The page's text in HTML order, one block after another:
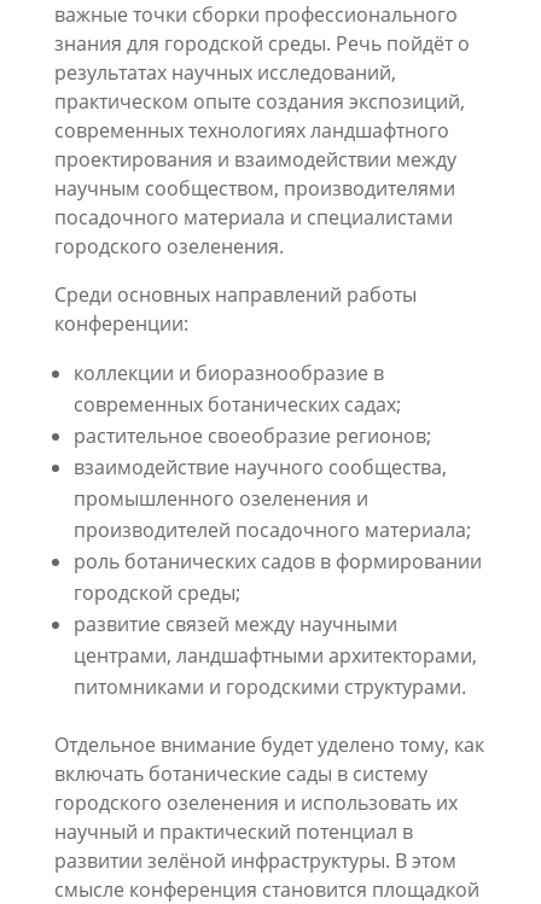
важные точки сборки профессионального
знания для городской среды. Речь пойдёт о
результатах научных исследований,
практическом опыте создания экспозиций,
современных технологиях ландшафтного
проектирования и взаимодействии между
научным сообществом, производителями
посадочного материала и специалистами
городского озеленения.
Среди основных направлений работы
конференции:
коллекции и биоразнообразие в
современных ботанических садах;
растительное своеобразие регионов;
взаимодействие научного сообщества,
промышленного озеленения и
производителей посадочного материала;
роль ботанических садов в формировании
городской среды;
развитие связей между научными
центрами, ландшафтными архитекторами,
питомниками и городскими структурами.
Отдельное внимание будет уделено тому, как
включать ботанические сады в систему
городского озеленения и использовать их
научный и практический потенциал в
развитии зелёной инфраструктуры. В этом
смысле конференция становится площадкой